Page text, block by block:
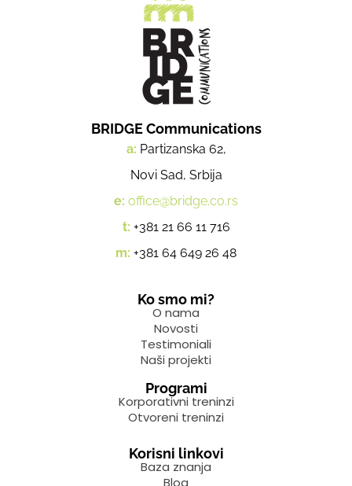
BRIDGE Communications
a: Partizanska 62,
Novi Sad, Srbija
e: office@bridge.co.rs
t: +381 21 66 11 716
m: +381 64 649 26 48
Ko smo mi?
O nama
Novosti
Testimoniali
Naši projekti
Programi
Korporativni treninzi
Otvoreni treninzi
Korisni linkovi
Baza znanja
Blog